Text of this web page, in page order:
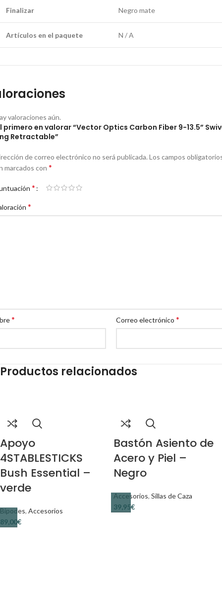
Finalizar Negro mate
Artículos en el paquete N / A
valoraciones aún.
primero en valorar “Vector Optics Carbon Fiber 9-13.5”
Retractable”
de correo electrónico no será publicada.Los campos
marcados con *
*
*
* Correo electrónico *
Productos relacionados
Apoyo
4STABLESTICKS
Bush Essential –
verde
Bípodes, Accesorios
€
Bastón Asiento de
Acero y Piel –
Negro
Accesorios, Sillas de Caza
€